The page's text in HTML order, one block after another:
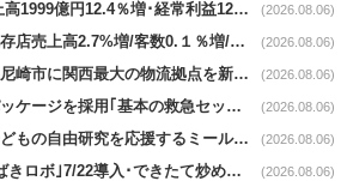
ケーズnews｜第1Q売上高1999億円12.4％増･経常利益125.0%増 (2026.08.06)
ヤオコーnews｜７月既存店売上高2.7%増/客数0.１％増/客単価2.6％増 (2026.08.06)
アマゾンnews｜兵庫県尼崎市に関西最大の物流拠点を新設・市内2拠点目 (2026.08.06)
アスクルnews｜紙製パッケージを採用｢基本の救急セット｣8/5発売 (2026.08.06)
オイシックスnews｜子どもの自由研究を応援するミールキット8/6発売 (2026.08.06)
ローソンnews｜｢鍋さばきロボ｣7/22導入･できたて炒めメニューを提供 (2026.08.06)